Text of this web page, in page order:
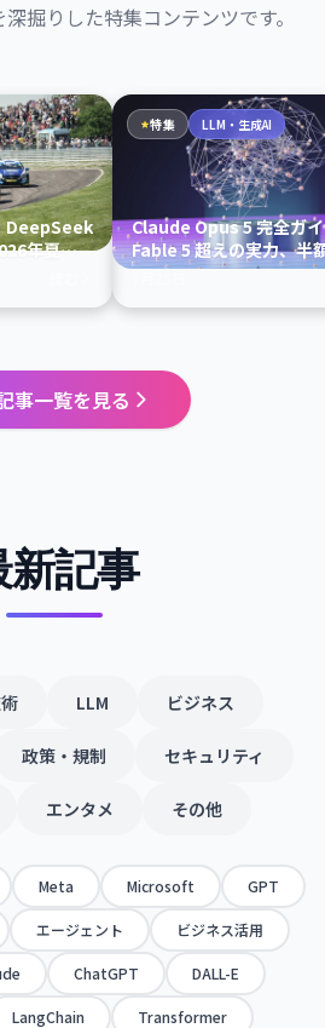
掘りした特集コンテンツです。
DeepSeek
年夏のAI
特集 LLM・生成AI
Claude Opus 5 完全ガ
Fable 5 超えの実力、半
賢い使い方まで
事一覧を見る
新記事
LLM ビジネス
政策・規制 セキュリティ
エンタメ その他
Meta Microsoft GPT
エージェント ビジネス活用
ChatGPT DALL-E
LangChain Transformer